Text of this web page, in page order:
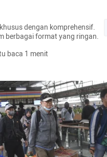
dengan komprehensif.
berbagai format yang ringan.
baca 1 menit